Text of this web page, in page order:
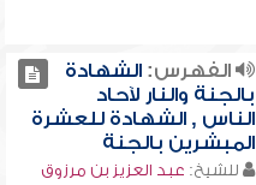
الفهرس:الشهادة
بالجنة والنار لآحاد
الناس , الشهادة للعشرة
المبشرين بالجنة
للشيخ: عبد العزيز بن مرزوق